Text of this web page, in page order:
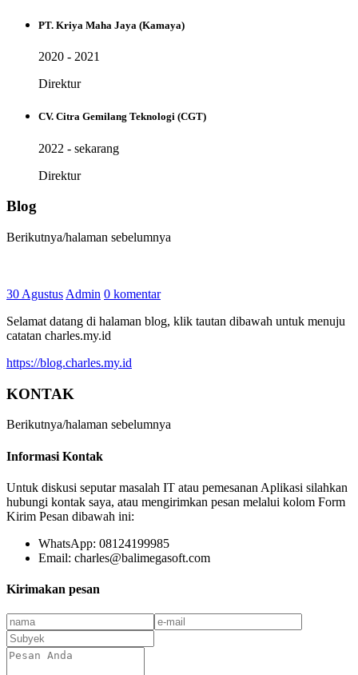
PT. Kriya Maha Jaya (Kamaya)
2020 - 2021
Direktur
CV. Citra Gemilang Teknologi (CGT)
2022 - sekarang
Direktur
Blog
Berikutnya/halaman sebelumnya
30 Agustus Admin 0 komentar
Selamat datang di halaman blog, klik tautan dibawah untuk menuju
catatan charles.my.id
https://blog.charles.my.id
KONTAK
Berikutnya/halaman sebelumnya
Informasi Kontak
Untuk diskusi seputar masalah IT atau pemesanan Aplikasi silahkan
hubungi kontak saya, atau mengirimkan pesan melalui kolom Form
Kirim Pesan dibawah ini:
WhatsApp: 08124199985
Email: charles@balimegasoft.com
Kirimakan pesan